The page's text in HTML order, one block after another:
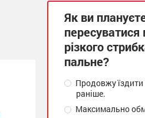
Як ви
пересуватися
різкого
пальне?
Продовжу їздити
раніше.
Максимально